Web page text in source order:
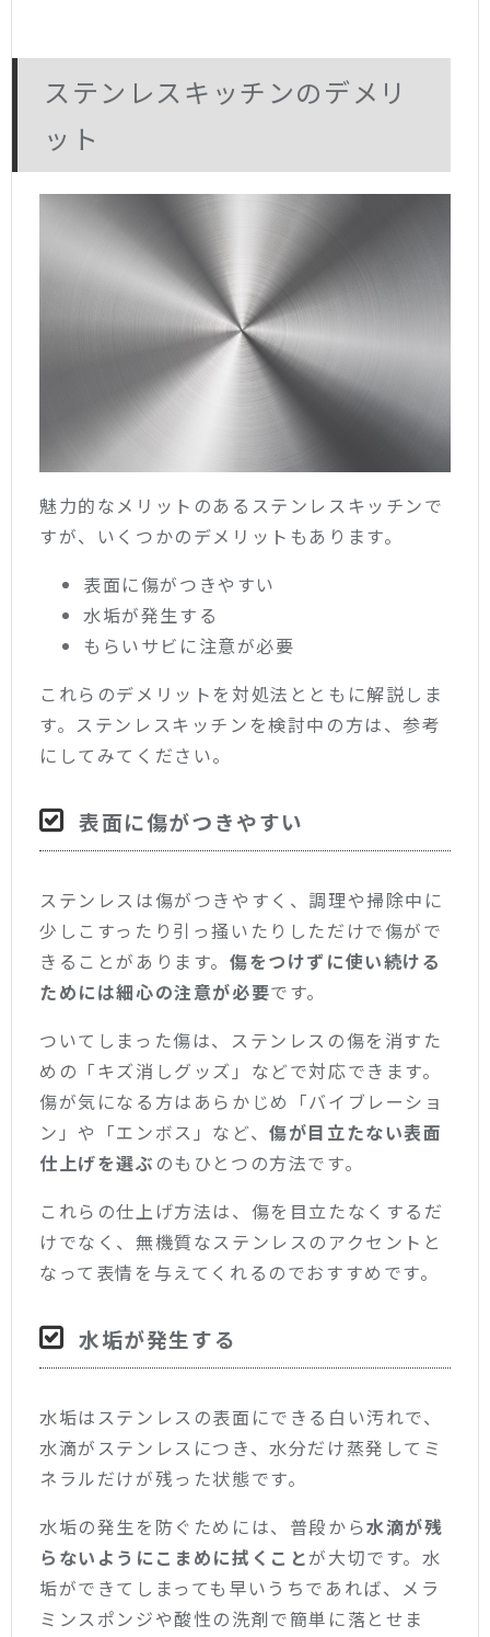
ステンレスキッチンのデメリ
ット
魅力的なメリットのあるステンレスキッチンで
すが、いくつかのデメリットもあります。
表面に傷がつきやすい
水垢が発生する
もらいサビに注意が必要
これらのデメリットを対処法とともに解説しま
す。ステンレスキッチンを検討中の方は、参考
にしてみてください。
表面に傷がつきやすい
ステンレスは傷がつきやすく、調理や掃除中に
少しこすったり引っ掻いたりしただけで傷がで
きることがあります。傷をつけずに使い続ける
ためには細心の注意が必要です。
ついてしまった傷は、ステンレスの傷を消すた
めの「キズ消しグッズ」などで対応できます。
傷が気になる方はあらかじめ「バイブレーショ
ン」や「エンボス」など、傷が目立たない表面
仕上げを選ぶ のもひとつの方法です。
これらの仕上げ方法は、傷を目立たなくするだ
けでなく、無機質なステンレスのアクセントと
なって表情を与えてくれるのでおすすめです。
水垢が発生する
水垢はステンレスの表面にできる白い汚れで、
水滴がステンレスにつき、水分だけ蒸発してミ
ネラルだけが残った状態です。
水垢の発生を防ぐためには、普段から水滴が残
らないようにこまめに拭くことが大切です。水
垢ができてしまっても早いうちであれば、メラ
ミンスポンジや酸性の洗剤で簡単に落とせま